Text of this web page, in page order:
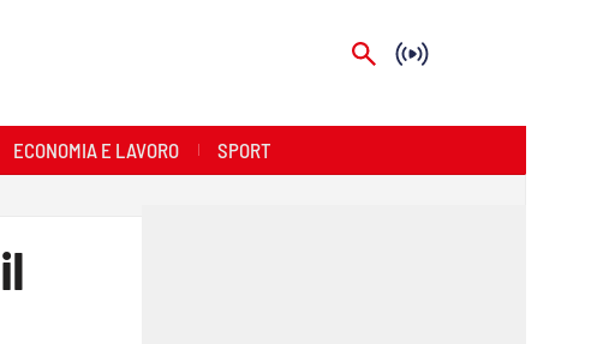
ECONOMIA E LAVORO SPORT